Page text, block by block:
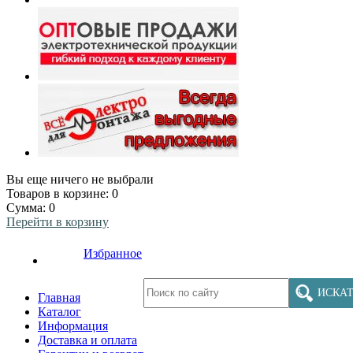
Вы еще ничего не выбрали
Товаров в корзине: 0
Сумма: 0
Перейти в корзину
Избранное
Главная
Каталог
Информация
Доставка и оплата